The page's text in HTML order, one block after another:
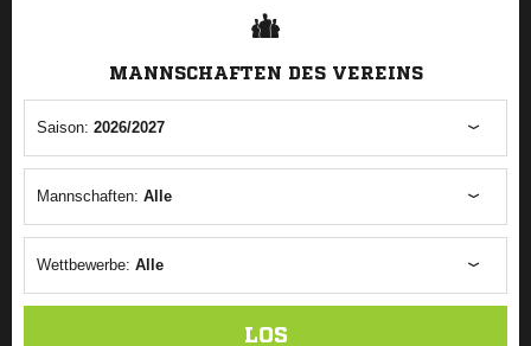
MANNSCHAFTEN DES VEREINS
Saison: 2026/2027
Mannschaften: Alle
Wettbewerbe: Alle
LOS